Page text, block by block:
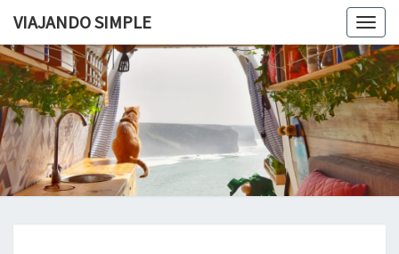
VIAJANDO SIMPLE
SIMPLE
Viviendo
En Un
Camión
Por
Europa